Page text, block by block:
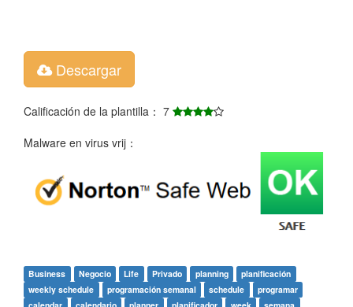
Descargar
Calificación de la plantilla： 7
Malware en virus vrij：
Business Negocio Life Privado planning
planificación
weekly schedule
programación semanal schedule
programar